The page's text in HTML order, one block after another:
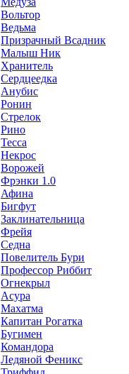
Вольтор
Ведьма
Призрачный Всадник
Малыш Ник
Хранитель
Сердцеедка
Анубис
Ронин
Стрелок
Рино
Тесса
Некрос
Ворожей
Фрэнки 1.0
Афина
Бигфут
Заклинательница
Фрейя
Седна
Повелитель Бури
Профеcсор Риббит
Огнекрыл
Асура
Махатма
Капитан Рогатка
Бугимен
Командора
Ледяной Феникс